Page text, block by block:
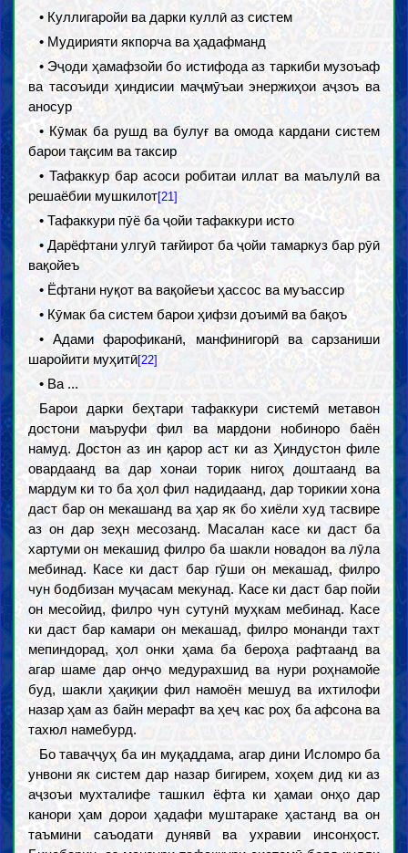
• Куллигаройи ва дарки куллӣ аз систем
• Мудирияти якпорча ва ҳадафманд
• Эҷоди ҳамафзойи бо истифода аз таркиби музоъаф
ва тасоъиди ҳиндисии маҷмӯъаи энержиҳои аҷзоъ ва
аносур
• Кӯмак ба рушд ва булуғ ва омода кардани систем
барои тақсим ва таксир
• Тафаккур бар асоси робитаи иллат ва маълулӣ ва
решаёбии мушкилот[21]
• Тафаккури пӯё ба ҷойи тафаккури исто
• Дарёфтани улгуӣ тағйирот ба ҷойи тамаркуз бар рӯӣ
вақойеъ
• Ёфтани нуқот ва вақойеъи ҳассос ва муъассир
• Кӯмак ба систем барои ҳифзи доъимӣ ва бақоъ
• Адами фарофиканӣ, манфинигорӣ ва сарзаниши
шаройити муҳитӣ[22]
• Ва ...
Барои дарки беҳтари тафаккури системӣ метавон
достони маъруфи фил ва мардони нобиноро баён
намуд. Достон аз ин қарор аст ки аз Ҳиндустон филе
овардаанд ва дар хонаи торик нигоҳ доштаанд ва
мардум ки то ба ҳол фил надидаанд, дар торикии хона
даст бар он мекашанд ва ҳар як бо хиёли худ тасвире
аз он дар зеҳн месозанд. Масалан касе ки даст ба
хартуми он мекашид филро ба шакли новадон ва лӯла
мебинад. Касе ки даст бар гӯши он мекашад, филро
чун бодбизан муҷасам мекунад. Касе ки даст бар пойи
он месойид, филро чун сутунӣ муҳкам мебинад. Касе
ки даст бар камари он мекашад, филро монанди тахт
мепиндорад, ҳол онки ҳама ба бероҳа рафтаанд ва
агар шаме дар онҷо медурахшид ва нури роҳнамойе
буд, шакли ҳақиқии фил намоён мешуд ва ихтилофи
назар ҳам аз байн мерафт ва ҳеҷ кас роҳ ба афсона ва
тахюл намебурд.
Бо таваҷҷуҳ ба ин муқаддама, агар дини Исломро ба
унвони як систем дар назар бигирем, хоҳем дид ки аз
аҷзоъи мухталифе ташкил ёфта ки ҳамаи онҳо дар
канори ҳам дорои ҳадафи муштараке ҳастанд ва он
таъмини саъодати дунявӣ ва ухравии инсонҳост.